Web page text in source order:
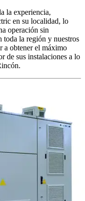
la experiencia,
en su localidad, lo
operación sin
toda la región y nuestros
a obtener el máximo
de sus instalaciones a lo